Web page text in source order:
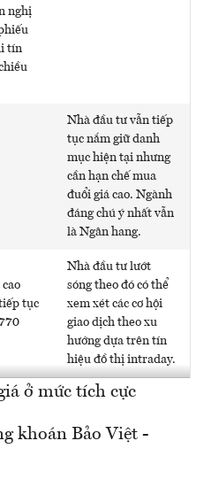
nghị
tín
Nhà đầu tư vẫn tiếp
tục nắm giữ danh
mục hiện tại nhưng
cần hạn chế mua
đuổi giá cao. Ngành
đáng chú ý nhất vẫn
là Ngân hang.
tục
Nhà đầu tư lướt
sóng theo đó có thể
xem xét các cơ hội
giao dịch theo xu
hướng dựa trên tín
hiệu đồ thị intraday.
ở mức tích cực
khoán Bảo Việt -